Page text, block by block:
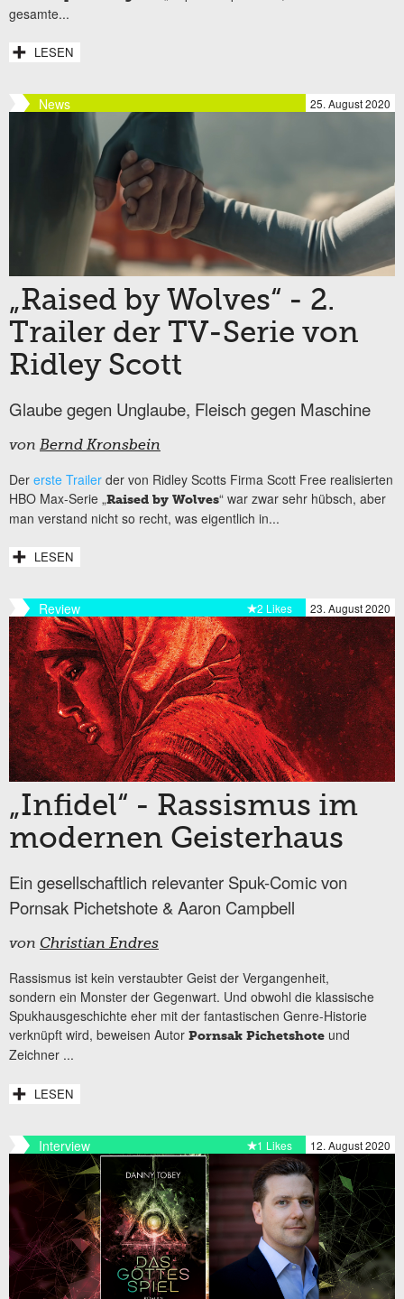
gesamte...
LESEN
News 25. August 2020
„Raised by Wolves“ - 2.
Trailer der TV-Serie von
Ridley Scott
Glaube gegen Unglaube, Fleisch gegen Maschine
von Bernd Kronsbein
Der erste Trailer der von Ridley Scotts Firma Scott Free realisierten
HBO Max-Serie „Raised by Wolves“ war zwar sehr hübsch, aber
man verstand nicht so recht, was eigentlich in...
LESEN
Review 23. August 2020
2 Likes
„Infidel“ - Rassismus im
modernen Geisterhaus
Ein gesellschaftlich relevanter Spuk-Comic von
Pornsak Pichetshote & Aaron Campbell
von Christian Endres
Rassismus ist kein verstaubter Geist der Vergangenheit,
sondern ein Monster der Gegenwart. Und obwohl die klassische
Spukhausgeschichte eher mit der fantastischen Genre-Historie
verknüpft wird, beweisen Autor Pornsak Pichetshote und
Zeichner ...
LESEN
Interview 12. August 2020
1 Likes